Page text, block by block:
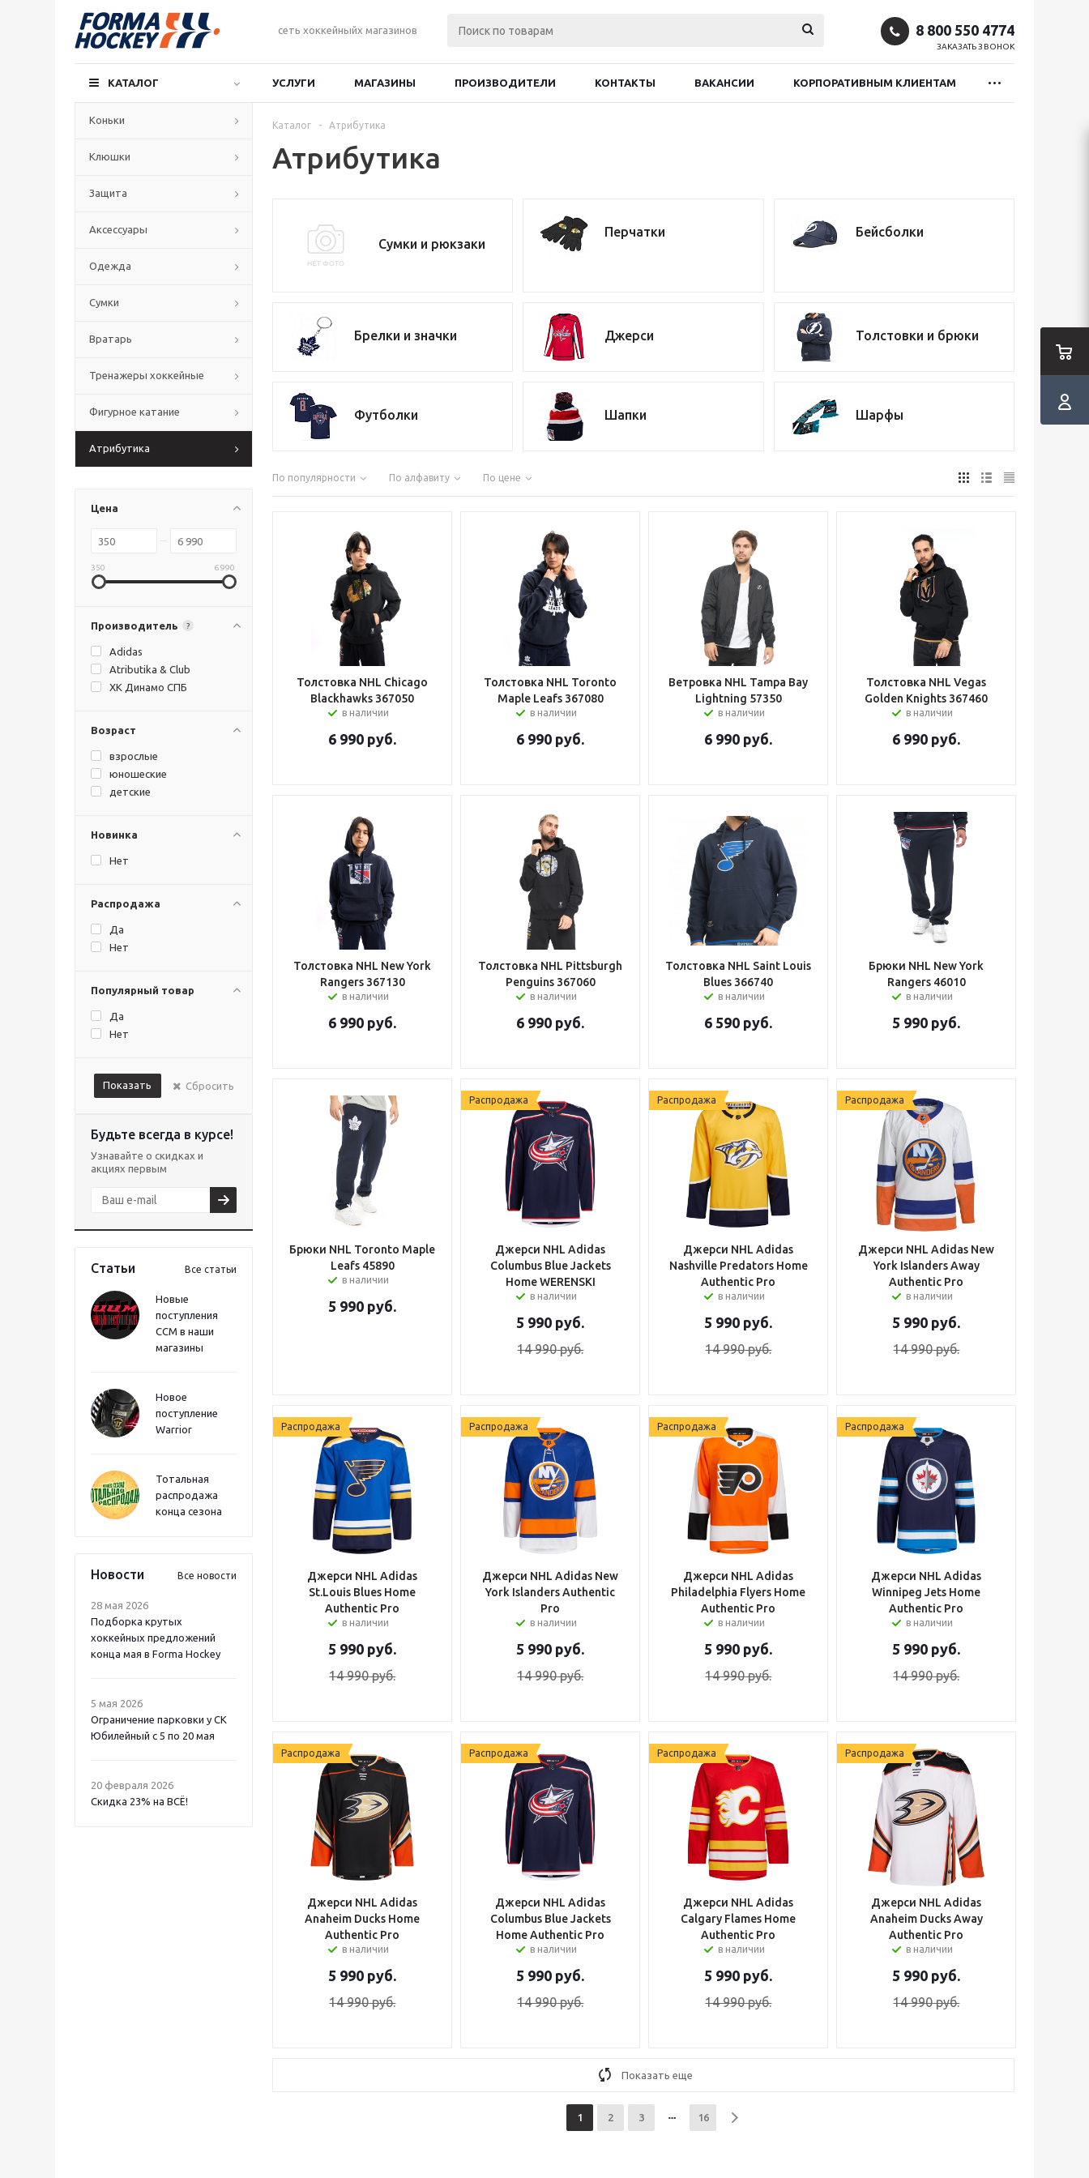
сеть хоккейныйх магазинов 8 800 550 4774
ЗАКАЗАТЬ ЗВОНОК
КАТАЛОГ УСЛУГИ МАГАЗИНЫ ПРОИЗВОДИТЕЛИ КОНТАКТЫ ВАКАНСИИ КОРПОРАТИВНЫМ КЛИЕНТАМ
Коньки
Клюшки
Защита
Аксессуары
Одежда
Сумки
Вратарь
Тренажеры хоккейные
Фигурное катание
Атрибутика
Цена
350 6 990
Производитель ?
Adidas
Atributika & Club
ХК Динамо СПБ
Возраст
взрослые
юношеские
детские
Новинка
Нет
Распродажа
Да
Нет
Популярный товар
Да
Нет
Показать Сбросить
Будьте всегда в курсе!
Узнавайте о скидках и
акциях первым
Статьи Все статьи
Новые
поступления
CCM в наши
магазины
Новое
поступление
Warrior
Тотальная
распродажа
конца сезона
Новости Все новости
28 мая 2026
Подборка крутых
хоккейных предложений
конца мая в Forma Hockey
5 мая 2026
Ограничение парковки у СК
Юбилейный с 5 по 20 мая
20 февраля 2026
Скидка 23% на ВСË!
Каталог - Атрибутика
Атрибутика
Сумки и рюкзаки
Перчатки Бейсболки
Брелки и значки Джерси Толстовки и брюки
Футболки Шапки Шарфы
По популярности По алфавиту По цене
Толстовка NHL Chicago
Blackhawks 367050
в наличии
6 990 руб.
Толстовка NHL Toronto
Maple Leafs 367080
в наличии
6 990 руб.
Ветровка NHL Tampa Bay
Lightning 57350
в наличии
6 990 руб.
Толстовка NHL Vegas
Golden Knights 367460
в наличии
6 990 руб.
Толстовка NHL New York
Rangers 367130
в наличии
6 990 руб.
Толстовка NHL Pittsburgh
Penguins 367060
в наличии
6 990 руб.
Толстовка NHL Saint Louis
Blues 366740
в наличии
6 590 руб.
Брюки NHL New York
Rangers 46010
в наличии
5 990 руб.
Брюки NHL Toronto Maple
Leafs 45890
в наличии
5 990 руб.
Распродажа
Джерси NHL Adidas
Columbus Blue Jackets
Home WERENSKI
в наличии
5 990 руб.
14 990руб.
Распродажа
Джерси NHL Adidas
Nashville Predators Home
Authentic Pro
в наличии
5 990 руб.
14 990руб.
Распродажа
Джерси NHL Adidas New
York Islanders Away
Authentic Pro
в наличии
5 990 руб.
14 990руб.
Распродажа
Джерси NHL Adidas
St.Louis Blues Home
Authentic Pro
в наличии
5 990 руб.
14 990руб.
Распродажа
Джерси NHL Adidas New
York Islanders Authentic
Pro
в наличии
5 990 руб.
14 990руб.
Распродажа
Джерси NHL Adidas
Philadelphia Flyers Home
Authentic Pro
в наличии
5 990 руб.
14 990руб.
Распродажа
Джерси NHL Adidas
Winnipeg Jets Home
Authentic Pro
в наличии
5 990 руб.
14 990руб.
Распродажа
Джерси NHL Adidas
Anaheim Ducks Home
Authentic Pro
в наличии
5 990 руб.
14 990руб.
Распродажа
Джерси NHL Adidas
Columbus Blue Jackets
Home Authentic Pro
в наличии
5 990 руб.
14 990руб.
Распродажа
Джерси NHL Adidas
Calgary Flames Home
Authentic Pro
в наличии
5 990 руб.
14 990руб.
Распродажа
Джерси NHL Adidas
Anaheim Ducks Away
Authentic Pro
в наличии
5 990 руб.
14 990руб.
Показать еще
1 2 3 16